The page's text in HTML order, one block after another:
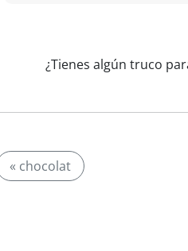
¿Tienes algún truco
« chocolat